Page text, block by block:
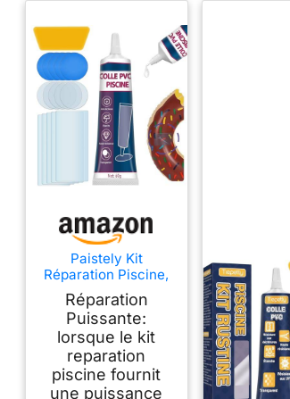
Paistely Kit
Réparation Piscine,
Kit Réparation Spa
Gonflable, Kits
Entretien Spa
Étanche et
Transparent, pour
Matelas
Pneumatiques,
Réparation
Puissante:
lorsque le kit
reparation
piscine fournit
une puissance